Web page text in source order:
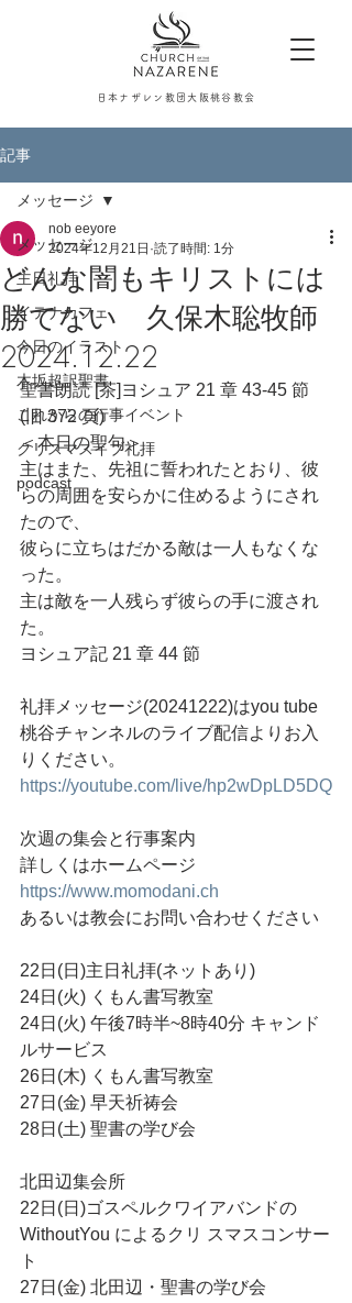
日本ナザレン教団大阪桃谷教会
記事
メッセージ
主日礼拝
イテナカフェ
今日のイラスト
木坂超訳聖書
これからの行事イベント
クリスマスイブ礼拝
podcast
メッセージ
どんな闇もキリストには
勝てない 久保木聡牧師
2024.12.22
nob eeyore
2024年12月21日 読了時間: 1分
聖書朗読 [茶]ヨシュア 21 章 43-45 節
(旧 372 頁)
＜本日の聖句＞
主はまた、先祖に誓われたとおり、彼
らの周囲を安らかに住めるようにされ
たので、
彼らに立ちはだかる敵は一人もなくな
った。
主は敵を一人残らず彼らの手に渡され
た。
ヨシュア記 21 章 44 節
礼拝メッセージ(20241222)はyou tube
桃谷チャンネルのライブ配信よりお入
りください。
https://youtube.com/live/hp2wDpLD5DQ
次週の集会と行事案内
詳しくはホームページ
https://www.momodani.ch
あるいは教会にお問い合わせください
22日(日)主日礼拝(ネットあり)
24日(火) くもん書写教室
24日(火) 午後7時半~8時40分 キャンド
ルサービス
26日(木) くもん書写教室
27日(金) 早天祈祷会
28日(土) 聖書の学び会
北田辺集会所
22日(日)ゴスペルクワイアバンドの
WithoutYou によるクリ スマスコンサー
ト
27日(金) 北田辺・聖書の学び会